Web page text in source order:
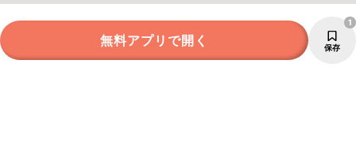
無料アプリで開く 保存
1